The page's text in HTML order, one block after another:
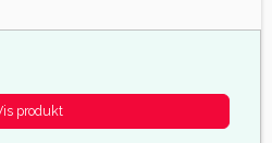
produkt